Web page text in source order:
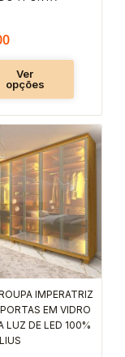
Ver
opções
produto
IMPERATRIZ
EM VIDRO
LUZ DE LED 100%
Este
produto
tem
várias
variantes.
As
opções
podem
ser